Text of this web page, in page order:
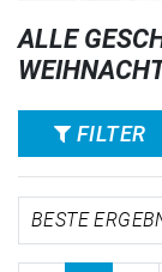
ALLE
FILTER